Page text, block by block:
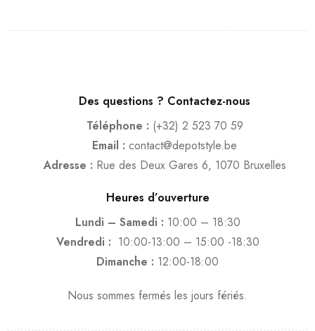
Des questions ? Contactez-nous
Téléphone : (+32) 2 523 70 59
Email : contact@depotstyle.be
Adresse : Rue des Deux Gares 6, 1070 Bruxelles
Heures d’ouverture
Lundi – Samedi : 10:00 – 18:30
Vendredi : 10:00-13:00 – 15:00 -18:30
Dimanche : 12:00-18:00
Nous sommes fermés les jours fériés.